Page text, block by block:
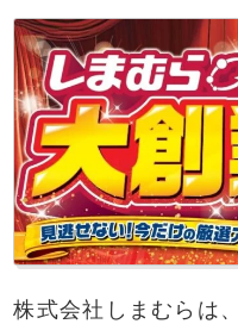
株式会社しまむらは